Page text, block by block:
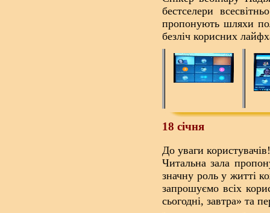
бестселери
пропонують шляхи
безліч корисних
18 січня
До уваги користувачів!
Читальна зала
значну роль у житті
запрошуємо всіх
сьогодні, завтра» та